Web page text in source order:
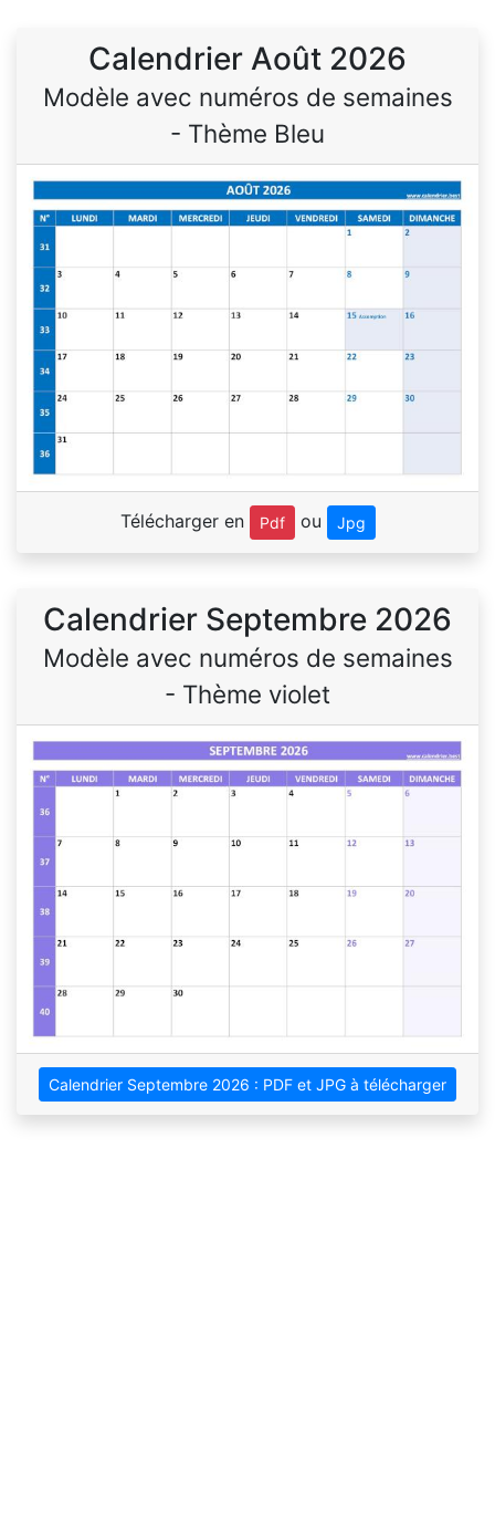
Calendrier Août 2026
Modèle avec numéros de semaines
- Thème Bleu
Télécharger en Pdf ou Jpg
Calendrier Septembre 2026
Modèle avec numéros de semaines
- Thème violet
Calendrier Septembre 2026 : PDF et JPG à télécharger